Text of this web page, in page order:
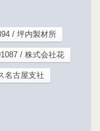
/ 坪内製材所
/ 株式会社花
名古屋支社